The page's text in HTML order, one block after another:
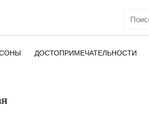
ДОСТОПРИМЕЧАТЕЛЬНОСТИ